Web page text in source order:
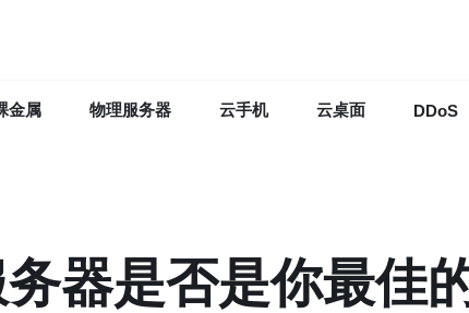
金属 物理服务器 云手机 云桌面 DDoS
器是否是你最佳